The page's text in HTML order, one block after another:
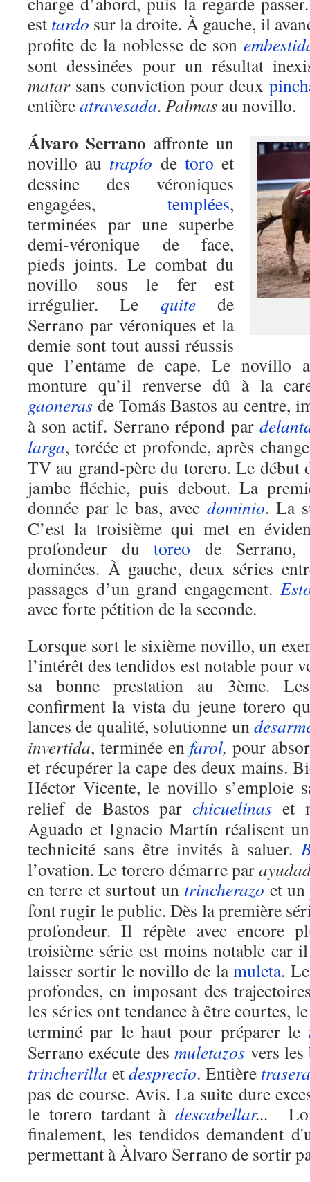
est tardo sur la droite. À gauche, il
profite de la noblesse de son
sont dessinées pour un résultat
matarsans conviction pour deux
entièreatravesada. Palmas au novillo.
Álvaro Serrano affronte un
novillo au trapío de toro et
dessine des véroniques
engagées, templées,
terminées par une superbe
demi-véronique de face,
pieds joints. Le combat du
novillo sous le fer est
irrégulier. Le quitede
Serrano par véroniques et la
demie sont tout aussi réussis
que l’entame de cape. Le novillo
monture qu’il renverse dû à la
gaoneras de Tomás Bastos au centre,
à son actif. Serrano répond par
larga, toréée et profonde, après
TV au grand-père du torero. Le début
jambe fléchie, puis debout. La
donnée par le bas, avec dominio. La
C’est la troisième qui met en
profondeur dutoreo de Serrano,
dominées. À gauche, deux séries
passages d’un grand engagement.
avec forte pétition de la seconde.
Lorsque sort le sixième novillo, un
l’intérêt des tendidos est notable pour
sa bonne prestation au 3ème.
confirment la vista du jeune torero
lances de qualité, solutionne un
invertida, terminée en farol, pour
et récupérer la cape des deux mains.
Héctor Vicente, le novillo s’emploie
relief de Bastos par chicuelinas et
Aguado et Ignacio Martín réalisent
technicité sans être invités à saluer.
l’ovation. Le torero démarre par
en terre et surtout un trincherazo et un
font rugir le public. Dès la première
profondeur. Il répète avec encore
troisième série est moins notable car
laisser sortir le novillo de lamuleta.
profondes, en imposant des
les séries ont tendance à être courtes,
terminé par le haut pour préparer le
Serrano exécute desmuletazos vers
trincherilla etdesprecio. Entière trasera
pas de course. Avis. La suite dure
le torero tardant àdescabellar...
finalement, les tendidos demandent
permettant à Àlvaro Serrano de sortir